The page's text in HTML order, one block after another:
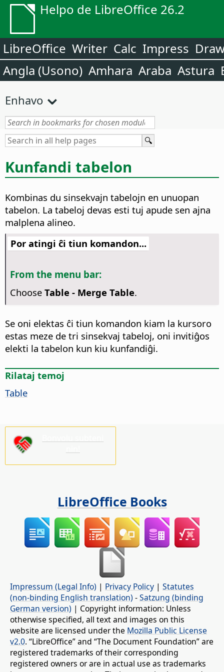
Helpo de LibreOffice 26.2
LibreOffice Writer Calc Impress
Angla (Usono) Amhara Araba Astura
Enhavo
Kunfandi tabelon
Kombinas du sinsekvajn tabelojn en unuopan
tabelon. La tabeloj devas esti tuj apude sen ajna
malplena alineo.
Por atingi ĉi tiun komandon...
From the menu bar:
Choose Table - Merge Table.
Se oni elektas ĉi tiun komandon kiam la kursoro
estas meze de tri sinsekvaj tabeloj, oni invitiĝos
elekti la tabelon kun kiu kunfandiĝi.
Rilataj temoj
Table
LibreOffice Books
Impressum (Legal Info) | Privacy Policy | Statutes
(non-binding English translation) -Satzung (binding
German version) | Copyright information: Unless
otherwise specified, all text and images on this
website are licensed under the Mozilla Public License
v2.0. “LibreOffice” and “The Document Foundation” are
registered trademarks of their corresponding
registered owners or are in actual use as trademarks